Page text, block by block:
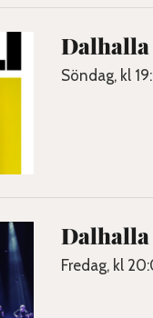
Dalhalla
Söndag, kl
Fredag, kl